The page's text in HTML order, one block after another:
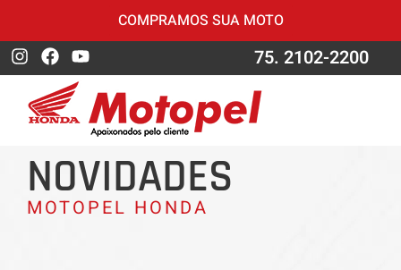
COMPRAMOS SUA MOTO
75. 2102-2200
NOVIDADES
MOTOPEL HONDA